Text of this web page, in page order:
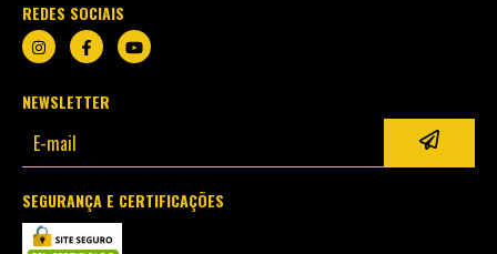
REDES SOCIAIS
NEWSLETTER
SEGURANÇA E CERTIFICAÇÕES